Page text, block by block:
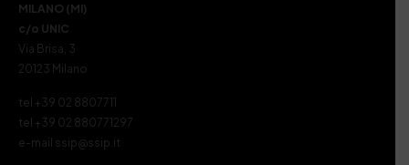
MILANO (MI)
c/o UNIC
Via Brisa, 3
20123 Milano
tel +39 02 8807711
tel +39 02 880771297
e-mail ssip@ssip.it